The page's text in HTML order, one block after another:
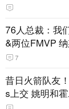
76人总裁：我
&两位FMVP
7
昔日火箭队友
s上交 姚明和